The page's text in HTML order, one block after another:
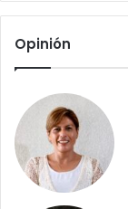
Opinión